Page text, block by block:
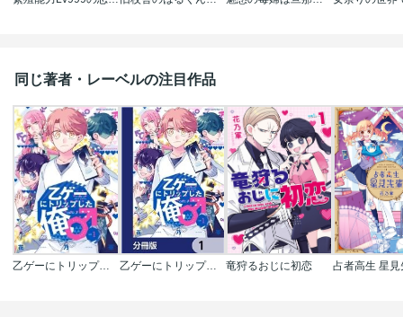
同じ著者・レーベルの注目作品
乙ゲーにトリップした俺♂ 乙ゲーにトリップした俺♂【分冊版】 竜狩るおじに初恋 占者高生 星見